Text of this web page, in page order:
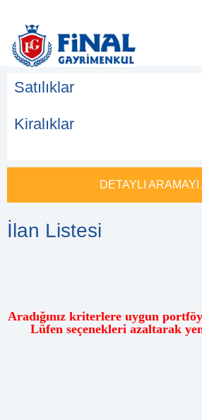
Satılıklar
Kiralıklar
DETAYLI ARAMAYI
İlan Listesi
Aradığınız kriterlere uygun
Lüfen seçenekleri azaltarak